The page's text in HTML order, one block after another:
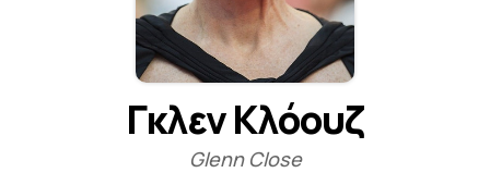
Γκλεν Κλόουζ
Glenn Close